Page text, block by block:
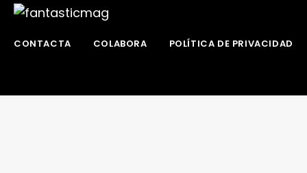
CONTACTA COLABORA POLÍTICA DE PRIVACIDAD